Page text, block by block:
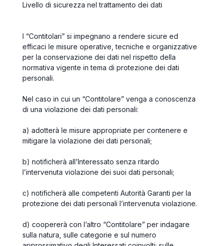
Livello di sicurezza nel trattamento dei dati
I “Contitolari” si impegnano a rendere sicure ed
efficaci le misure operative, tecniche e organizzative
per la conservazione dei dati nel rispetto della
normativa vigente in tema di protezione dei dati
personali.
Nel caso in cui un “Contitolare” venga a conoscenza
di una violazione dei dati personali:
a) adotterà le misure appropriate per contenere e
mitigare la violazione dei dati personali;
b) notificherà all’Interessato senza ritardo
l’intervenuta violazione dei suoi dati personali;
c) notificherà alle competenti Autorità Garanti per la
protezione dei dati personali l’intervenuta violazione.
d) coopererà con l’altro “Contitolare” per indagare
sulla natura, sulle categorie e sul numero